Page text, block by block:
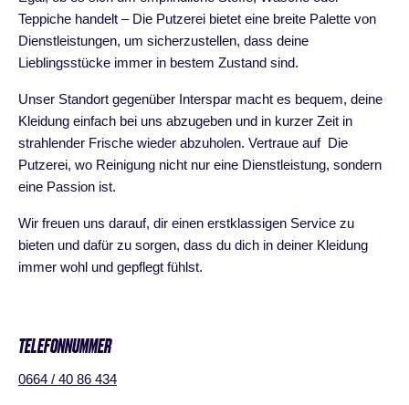
Teppiche handelt – Die Putzerei bietet eine breite Palette von
Dienstleistungen, um sicherzustellen, dass deine
Lieblingsstücke immer in bestem Zustand sind.
Unser Standort gegenüber Interspar macht es bequem, deine
Kleidung einfach bei uns abzugeben und in kurzer Zeit in
strahlender Frische wieder abzuholen. Vertraue auf Die
Putzerei, wo Reinigung nicht nur eine Dienstleistung, sondern
eine Passion ist.
Wir freuen uns darauf, dir einen erstklassigen Service zu
bieten und dafür zu sorgen, dass du dich in deiner Kleidung
immer wohl und gepflegt fühlst.
TELEFONNUMMER
0664 / 40 86 434